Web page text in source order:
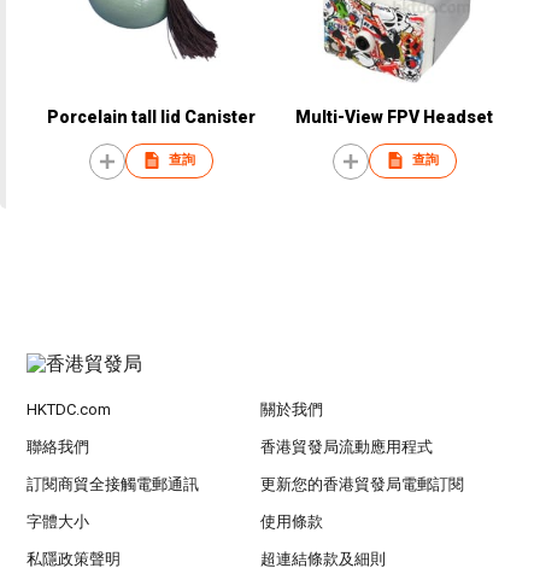
Porcelain tall lid Canister
查詢
Multi-View FPV Headset
查詢
HKTDC.com 關於我們
聯絡我們 香港貿發局流動應用程式
訂閱商貿全接觸電郵通訊 更新您的香港貿發局電郵訂閱
字體大小 使用條款
私隱政策聲明 超連結條款及細則